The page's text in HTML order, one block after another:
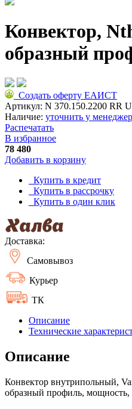
Конвектор,
образный
Создать оферту ЕАИСТ
Артикул: N 370.150.2200 RR
Наличие: уточнить у
Распечатать
В избранное
78 480
Добавить в корзину
Купить в кредит
Купить в рассрочку
Купить в один клик
Доставка:
Самовывоз
Курьер
ТК
Описание
Технические
Описание
Конвектор внутрипольный,
образный профиль, мощность,